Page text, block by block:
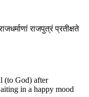
राजपुत्रं प्रतीक्षते
(to God) after
in a happy mood